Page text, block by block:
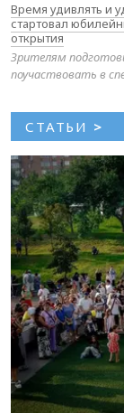
Время удивлять и
стартовал
открытия
Зрителям
поучаствовать в
СТАТЬИ >